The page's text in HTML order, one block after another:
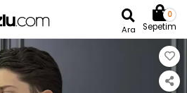
Ara
0
Sepetim